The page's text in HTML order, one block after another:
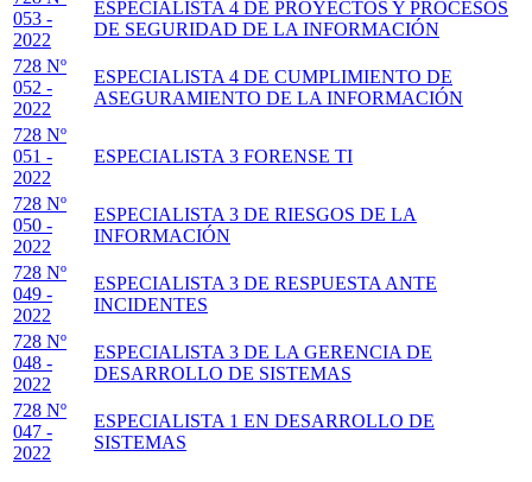
053 -
2022
ESPECIALISTA 4 DE PROYECTOS Y PROCESOS
DE SEGURIDAD DE LA INFORMACIÓN
728 Nº
052 -
2022
ESPECIALISTA 4 DE CUMPLIMIENTO DE
ASEGURAMIENTO DE LA INFORMACIÓN
728 Nº
051 -
2022
ESPECIALISTA 3 FORENSE TI
728 Nº
050 -
2022
ESPECIALISTA 3 DE RIESGOS DE LA
INFORMACIÓN
728 Nº
049 -
2022
ESPECIALISTA 3 DE RESPUESTA ANTE
INCIDENTES
728 Nº
048 -
2022
ESPECIALISTA 3 DE LA GERENCIA DE
DESARROLLO DE SISTEMAS
728 Nº
047 -
2022
ESPECIALISTA 1 EN DESARROLLO DE
SISTEMAS